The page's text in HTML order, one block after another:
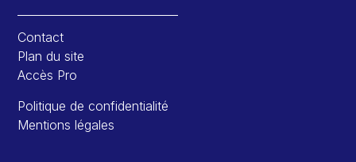
Contact
Plan du site
Accès Pro
Politique de confidentialité
Mentions légales